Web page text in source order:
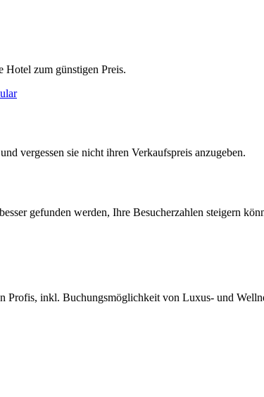
Hotel zum günstigen Preis.
und vergessen sie nicht ihren Verkaufspreis anzugeben.
gefunden werden, Ihre Besucherzahlen steigern
inkl. Buchungsmöglichkeit von Luxus- und